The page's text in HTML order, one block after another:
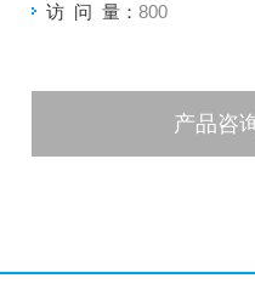
访 问 量： 800
产品咨